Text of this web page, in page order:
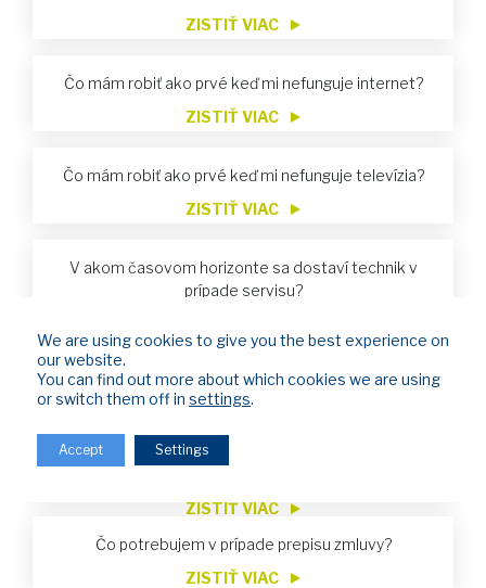
ZISTIŤ VIAC
Čo mám robiť ako prvé keď mi nefunguje internet?
ZISTIŤ VIAC
Čo mám robiť ako prvé keď mi nefunguje televízia?
ZISTIŤ VIAC
V akom časovom horizonte sa dostaví technik v
prípade servisu?
Nevyhnutné údaje pre vykonávanie úhrad za služby
ZISTIŤ VIAC
Bol som obmedzený z dôvodu neuhradenia faktúr.
ZISTIŤ VIAC
Čo potrebujem v prípade prepisu zmluvy?
ZISTIŤ VIAC
We are using cookies to give you the best experience on
our website.
You can find out more about which cookies we are using
or switch them off in settings
Accept Settings